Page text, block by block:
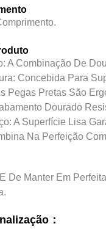
A Combinação De
Concebida Para
Pegas Pretas São
Dourado
A Superfície Lisa
Na Perfeição
De Manter Em
：